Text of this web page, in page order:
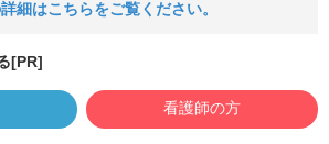
細はこちらをご覧ください。
[PR]
看護師の方